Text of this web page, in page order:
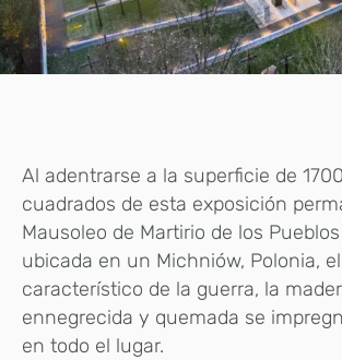
Al adentrarse a la superficie de
cuadrados de esta exposición
Mausoleo de Martirio de los
ubicada en un Michniów, Polonia,
característico de la guerra, la
ennegrecida y quemada se
en todo el lugar.